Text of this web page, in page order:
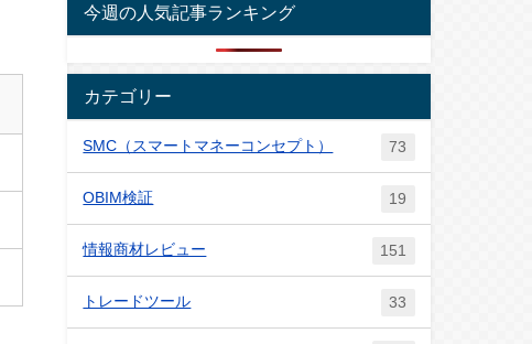
今週の人気記事ランキング
カテゴリー
SMC（スマートマネーコンセプト） 73
OBIM検証 19
情報商材レビュー 151
トレードツール 33